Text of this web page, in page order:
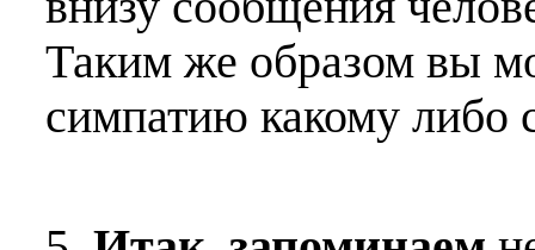
Таким же образом вы
симпатию какому